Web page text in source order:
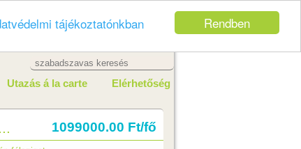
Rendben
tájékoztatónkban
Utazás á la carte Elérhetőség
1099000.00 Ft/fő